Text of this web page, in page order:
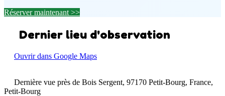
Réserver maintenant >>
Dernier lieu d'observation
Ouvrir dans Google Maps
Dernière vue près de Bois Sergent, 97170 Petit-Bourg, France,
Petit-Bourg